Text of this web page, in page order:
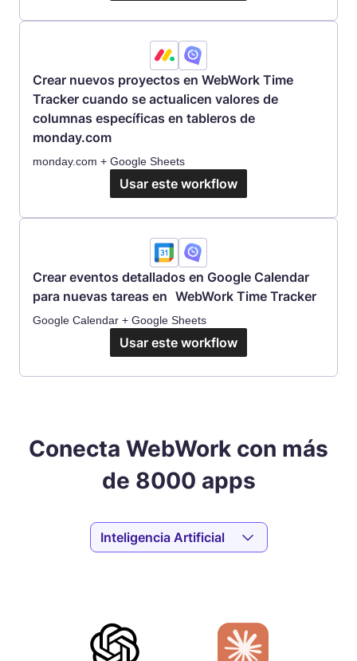
Crear nuevos proyectos en WebWork Time
Tracker cuando se actualicen valores de
columnas específicas en tableros de
monday.com
monday.com + Google Sheets
Usar este workflow
Crear eventos detallados en Google Calendar
para nuevas tareas en WebWork Time Tracker
Google Calendar + Google Sheets
Usar este workflow
Conecta WebWork con más
de 8000 apps
Inteligencia Artificial